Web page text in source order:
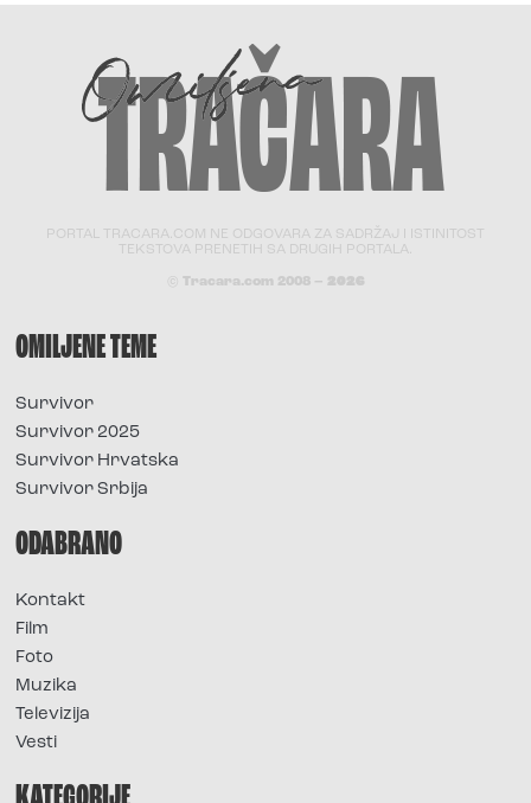
PORTAL TRACARA.COM NE ODGOVARA ZA SADRŽAJ I ISTINITOST
TEKSTOVA PRENETIH SA DRUGIH PORTALA.
© Tracara.com 2008 – 2026
OMILJENE TEME
Survivor
Survivor 2025
Survivor Hrvatska
Survivor Srbija
ODABRANO
Kontakt
Film
Foto
Muzika
Televizija
Vesti